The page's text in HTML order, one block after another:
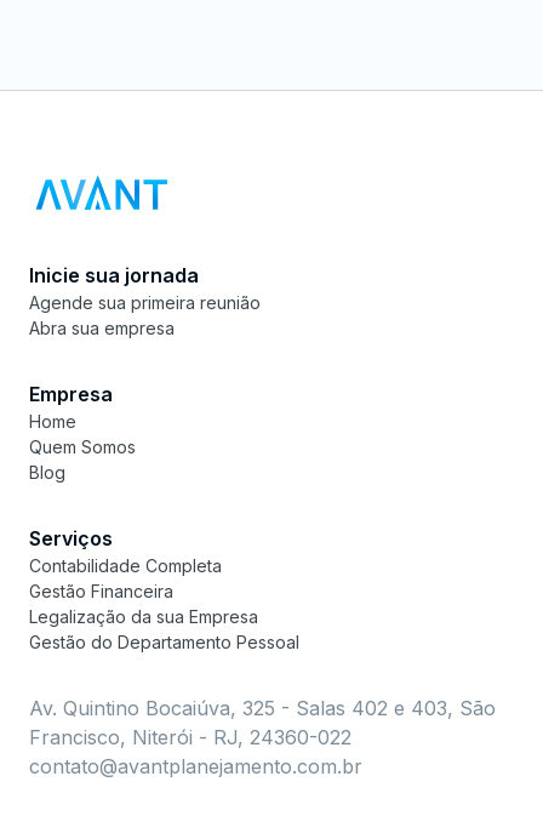
Inicie sua jornada
Agende sua primeira reunião
Abra sua empresa
Empresa
Home
Quem Somos
Blog
Serviços
Contabilidade Completa
Gestão Financeira
Legalização da sua Empresa
Gestão do Departamento Pessoal
Av. Quintino Bocaiúva, 325 - Salas 402 e 403, São
Francisco, Niterói - RJ, 24360-022
contato@avantplanejamento.com.br